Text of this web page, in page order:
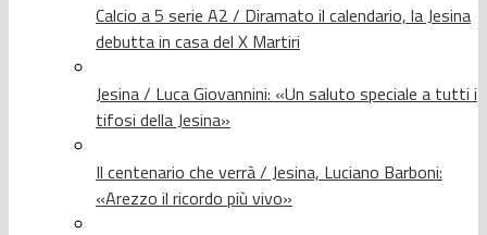
Calcio a 5 serie A2 / Diramato il calendario, la Jesina
debutta in casa del X Martiri
Jesina / Luca Giovannini: «Un saluto speciale a tutti i
tifosi della Jesina»
Il centenario che verrà / Jesina, Luciano Barboni:
«Arezzo il ricordo più vivo»